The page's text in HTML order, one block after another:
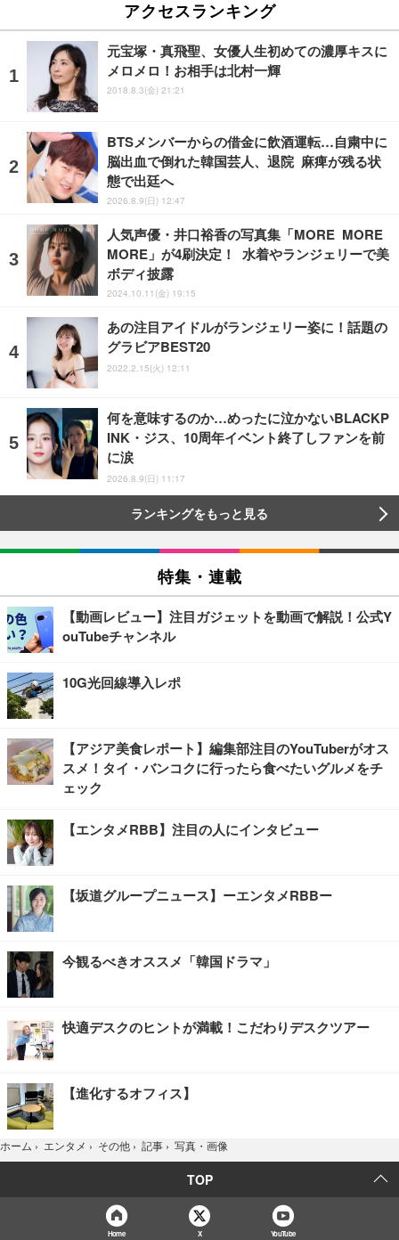
アクセスランキング
元宝塚・真飛聖、女優人生初めての濃厚キスに
メロメロ！お相手は北村一輝
2018.8.3(金) 21:21
BTSメンバーからの借金に飲酒運転…自粛中に
脳出血で倒れた韓国芸人、退院 麻痺が残る状
態で出廷へ
2026.8.9(日) 12:47
人気声優・井口裕香の写真集「MORE MORE
MORE」が4刷決定！ 水着やランジェリーで美
ボディ披露
2024.10.11(金) 19:15
あの注目アイドルがランジェリー姿に！話題の
グラビアBEST20
2022.2.15(火) 12:11
何を意味するのか…めったに泣かないBLACKP
INK・ジス、10周年イベント終了しファンを前
に涙
2026.8.9(日) 11:17
ランキングをもっと見る
特集・連載
【動画レビュー】注目ガジェットを動画で解説！公式Y
ouTubeチャンネル
10G光回線導入レポ
【アジア美食レポート】編集部注目のYouTuberがオス
スメ！タイ・バンコクに行ったら食べたいグルメをチ
ェック
【エンタメRBB】注目の人にインタビュー
【坂道グループニュース】ーエンタメRBBー
今観るべきオススメ「韓国ドラマ」
快適デスクのヒントが満載！こだわりデスクツアー
【進化するオフィス】
ホーム › エンタメ › その他 › 記事 › 写真・画像
TOP
Home X YouTube